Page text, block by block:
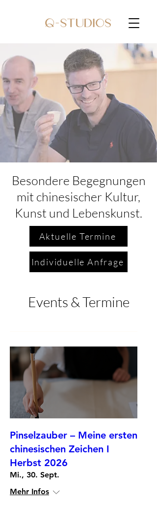
Besondere Begegnungen
mit chinesischer Kultur,
Kunst und Lebenskunst.
Aktuelle Termine
Individuelle Anfrage
Events & Termine
Pinselzauber – Meine ersten
chinesischen Zeichen I
Herbst 2026
Mi., 30. Sept.
Mehr Infos